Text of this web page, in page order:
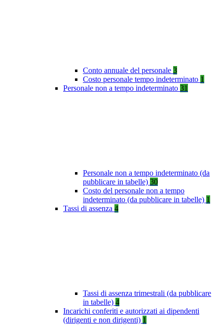
Conto annuale del personale 3
Costo personale tempo indeterminato 1
Personale non a tempo indeterminato 31
Personale non a tempo indeterminato (da
pubblicare in tabelle) 30
Costo del personale non a tempo
indeterminato (da pubblicare in tabelle) 1
Tassi di assenza 4
Tassi di assenza trimestrali (da pubblicare
in tabelle) 4
Incarichi conferiti e autorizzati ai dipendenti
(dirigenti e non dirigenti) 1